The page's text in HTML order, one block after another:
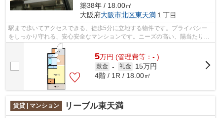
築38年 / 18.00㎡
大阪府大阪市北区東天満 １丁目
駅まで歩いてアクセスできる、徒歩5分に立地する物件です。プライバシー
をしっかり守れる、安心安全なマンションです。ニーズの高い、陽当たり環
境良好な物件です。ついついお洗濯した...
5万円 (管理費等：- )
敷金 - 礼金
15万円
4階 / 1R / 18.00㎡
賃貸 | マンション リーブル東天満